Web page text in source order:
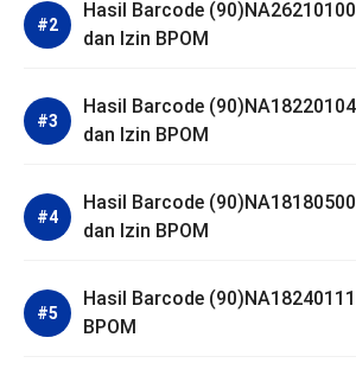
Hasil Barcode
dan Izin BPOM
Hasil Barcode
dan Izin BPOM
Hasil Barcode
dan Izin BPOM
Hasil Barcode
BPOM